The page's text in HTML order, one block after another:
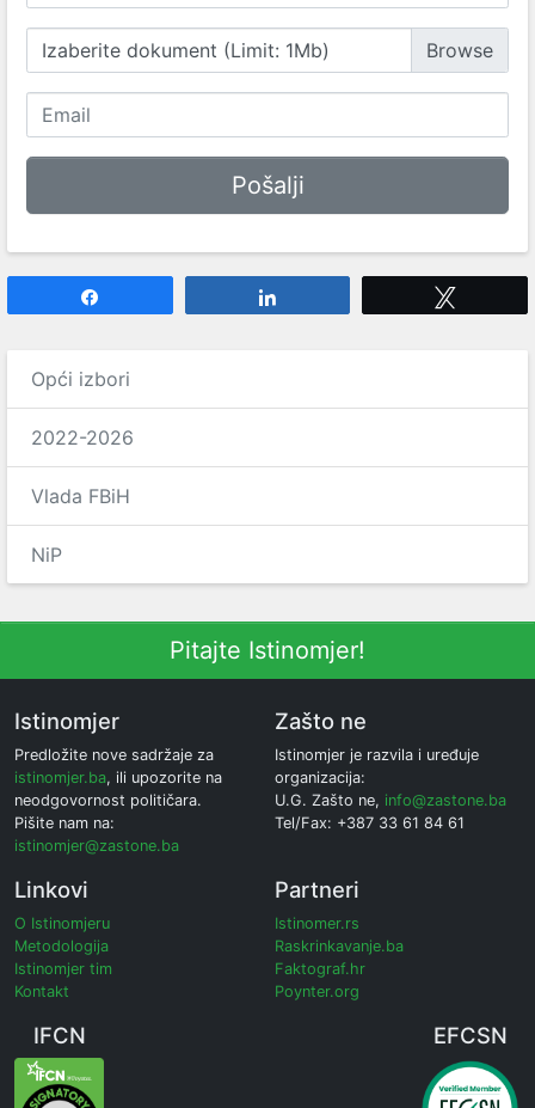
Izaberite dokument (Limit: 1Mb)
Opći izbori
2022-2026
Vlada FBiH
NiP
Pitajte Istinomjer!
Istinomjer
Predložite nove sadržaje za
istinomjer.ba, ili upozorite na
neodgovornost političara.
Pišite nam na:
istinomjer@zastone.ba
Zašto ne
Istinomjer je razvila i uređuje
organizacija:
U.G. Zašto ne, info@zastone.ba
Tel/Fax: +387 33 61 84 61
Linkovi
O Istinomjeru
Metodologija
Istinomjer tim
Kontakt
Partneri
Istinomer.rs
Raskrinkavanje.ba
Faktograf.hr
Poynter.org
IFCN EFCSN